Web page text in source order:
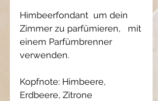
Himbeerfondant um dein
Zimmer zu parfümieren, mit
einem Parfümbrenner
verwenden.
Kopfnote: Himbeere,
Erdbeere, Zitrone